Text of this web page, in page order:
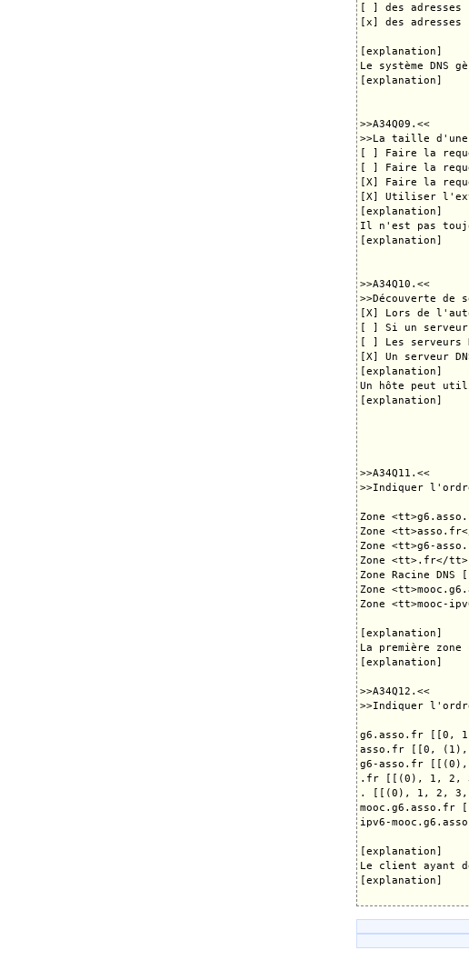
[ ] des adresses
[x] des adresses
[explanation]
Le système DNS
[explanation]
>>A34Q09.<<
>>La taille d'une
[ ] Faire la
[ ] Faire la
[X] Faire la
[X] Utiliser
[explanation]
Il n'est pas
[explanation]
>>A34Q10.<<
>>Découverte
[X] Lors de
[ ] Si un serveur
[ ] Les serveurs
[X] Un serveur
[explanation]
Un hôte peut
[explanation]
>>A34Q11.<<
>>Indiquer
Zone
Zone
Zone <tt>g6-
Zone <tt>.fr</
Zone Racine
Zone
Zone
[explanation]
La première
[explanation]
>>A34Q12.<<
>>Indiquer
g6.asso.fr [[0,
asso.fr [[0,
g6-asso.fr
.fr [[(0), 1, 2,
. [[(0), 1, 2, 3,
ipv6-
[explanation]
Le client ayant
[explanation]